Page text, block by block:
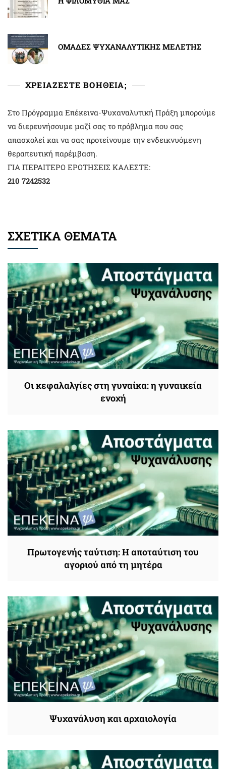
ΟΜΑΔΕΣ ΨΥΧΑΝΑΛΥΤΙΚΗΣ ΜΕΛΕΤΗΣ
ΧΡΕΙΑΖΕΣΤΕ ΒΟΗΘΕΙΑ;
Στο Πρόγραμμα Επέκεινα-Ψυχαναλυτική Πράξη μπορούμε
να διερευνήσουμε μαζί σας το πρόβλημα που σας
απασχολεί και να σας προτείνουμε την ενδεικνυόμενη
θεραπευτική παρέμβαση.
ΓΙΑ ΠΕΡΑΙΤΕΡΩ ΕΡΩΤΗΣΕΙΣ ΚΑΛΕΣΤΕ:
210 7242532
ΣΧΕΤΙΚΑ ΘΕΜΑΤΑ
Oι κεφαλαλγίες στη γυναίκα: η γυναικεία
ενοχή
Πρωτογενής ταύτιση: Η αποταύτιση του
αγοριού από τη μητέρα
Ψυχανάλυση και αρχαιολογία